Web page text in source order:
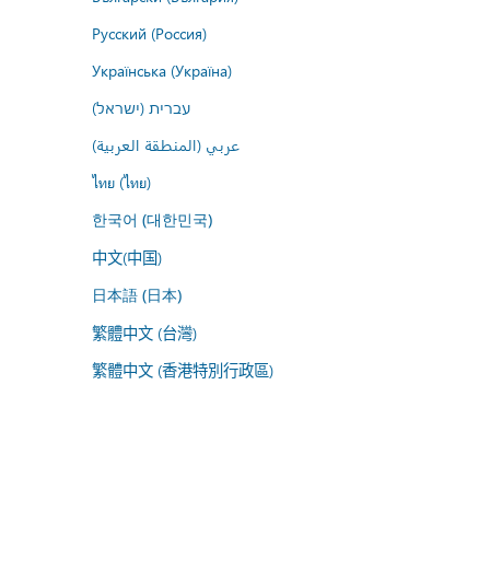
Русский (Россия)
Українська (Україна)
עברית (ישראל)
عربي (المنطقة العربية)
ไทย (ไทย)
한국어 (대한민국)
中文(中国)
日本語 (日本)
繁體中文 (台灣)
繁體中文 (香港特別行政區)